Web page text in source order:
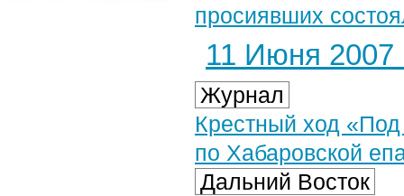
просиявших
11 Июня 2007
Журнал
Крестный ход
по Хабаровской
Дальний Восток